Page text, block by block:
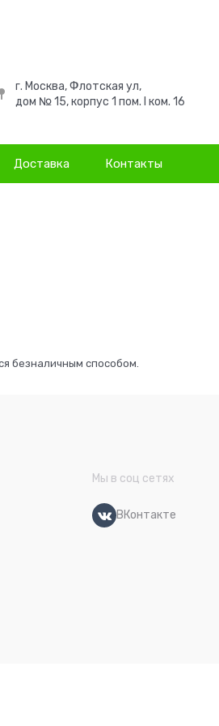
г. Москва, Флотская ул,
дом № 15, корпус 1 пом. I ком. 16
Доставка Контакты
безналичным способом.
Мы в соц сетях
ВКонтакте